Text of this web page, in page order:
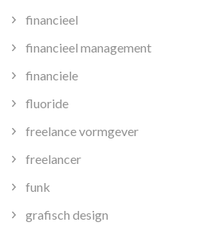
financieel
financieel management
financiele
fluoride
freelance vormgever
freelancer
funk
grafisch design